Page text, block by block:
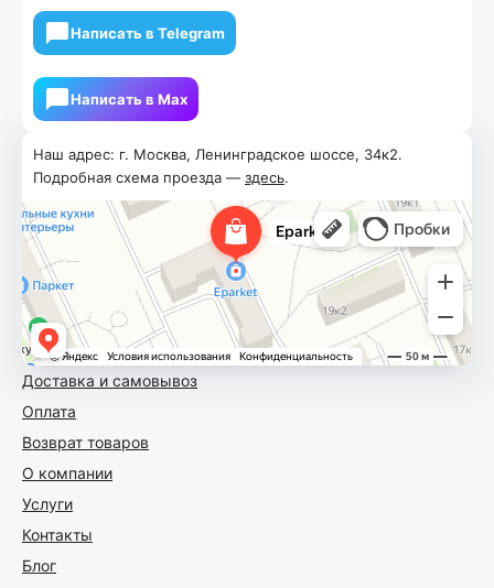
Доставка и самовывоз
Оплата
Возврат товаров
О компании
Услуги
Контакты
Блог
Наш адрес: г. Москва, Ленинградское шоссе, 34к2.
Подробная схема проезда — здесь.
Написать в Telegram
Написать в Мах